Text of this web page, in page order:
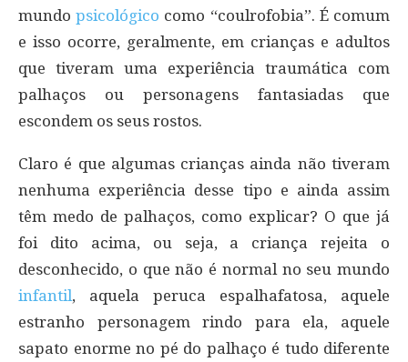
mundopsicológico como “coulrofobia”. É comum
e isso ocorre, geralmente, em crianças e adultos
que tiveram uma experiência traumática com
palhaços ou personagens fantasiadas que
escondem os seus rostos.
Claro é que algumas crianças ainda não tiveram
nenhuma experiência desse tipo e ainda assim
têm medo de palhaços, como explicar? O que já
foi dito acima, ou seja, a criança rejeita o
desconhecido, o que não é normal no seu mundo
infantil, aquela peruca espalhafatosa, aquele
estranho personagem rindo para ela, aquele
sapato enorme no pé do palhaço é tudo diferente